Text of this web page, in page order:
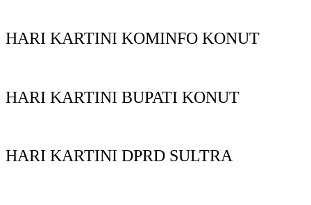
HARI KARTINI KOMINFO KONUT
HARI KARTINI BUPATI KONUT
HARI KARTINI DPRD SULTRA